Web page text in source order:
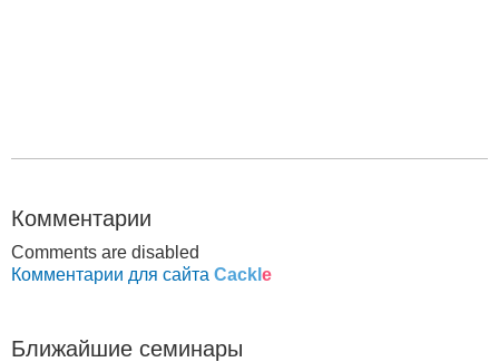
Комментарии
Comments are disabled
Комментарии для сайта Cackl e
Ближайшие семинары